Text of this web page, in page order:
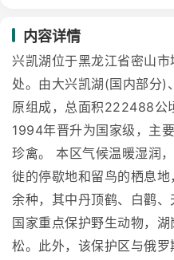
内容详情
兴凯湖位于黑龙江省密山
处。由大兴凯湖(国内部分)
原组成，总面积222488公
1994年晋升为国家级，主
珍禽。 本区气候温暖湿润
徙的停歇地和留鸟的栖息
余种，其中丹顶鹤、白鹳
国家重点保护野生动物，
松。此外，该保护区与俄